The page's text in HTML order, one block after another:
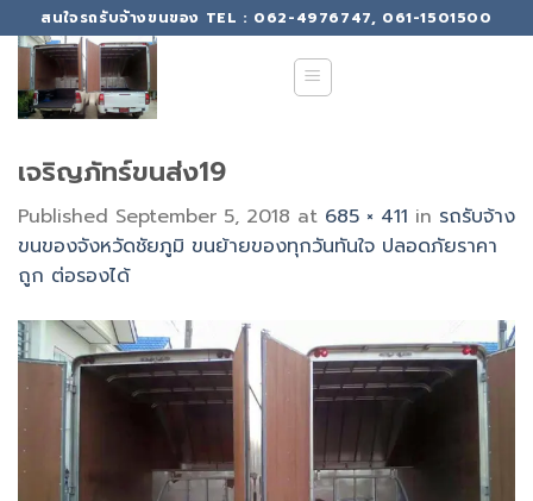
to
content
สนใจรถรับจ้างขนของ TEL : 062-4976747, 061-1501500
เจริญภัทร์ขนส่ง19
Published September 5, 2018 at 685 × 411 in รถรับจ้าง
ขนของจังหวัดชัยภูมิ ขนย้ายของทุกวันทันใจ ปลอดภัยราคา
ถูก ต่อรองได้